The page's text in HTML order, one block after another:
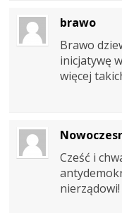
brawo
Brawo
inicjatywę
więcej
Cześć i
nierządowi!